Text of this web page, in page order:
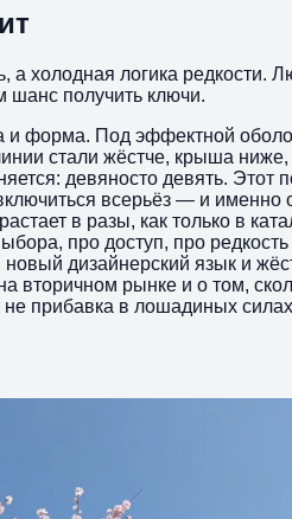
холодная логика
шанс получить ключи.
и форма. Под эффектной
стали жёстче, крыша
девяносто девять.
всерьёз — и
в разы, как только в
про доступ, про
дизайнерский язык и
вторичном рынке и о том,
прибавка в лошадиных